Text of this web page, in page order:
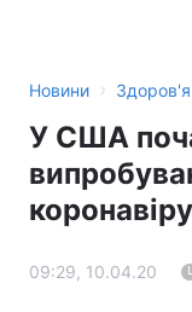
Новини › Здоров'я
У США
09:29, 10.04.20